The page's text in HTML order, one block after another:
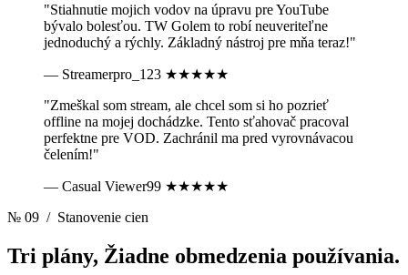
"Stiahnutie mojich vodov na úpravu pre YouTube
bývalo bolesťou. TW Golem to robí neuveriteľne
jednoduchý a rýchly. Základný nástroj pre mňa teraz!"
— Streamerpro_123 ★★★★★
"Zmeškal som stream, ale chcel som si ho pozrieť
offline na mojej dochádzke. Tento sťahovač pracoval
perfektne pre VOD. Zachránil ma pred vyrovnávacou
čelením!"
— Casual Viewer99 ★★★★★
№ 09 / Stanovenie cien
Tri plány, Žiadne obmedzenia používania.